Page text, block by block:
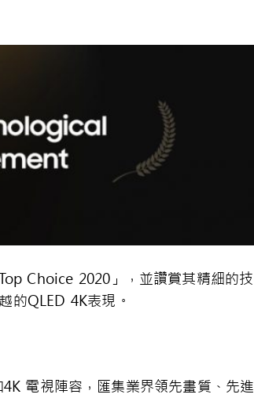
Choice 2020 」，並讚賞其精細的技
的QLED 4K表現。
4K 電視陣容，匯集業界領先畫質、先進